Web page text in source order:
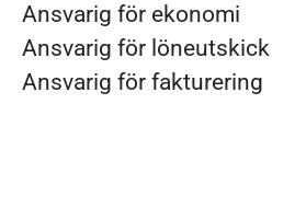
Ansvarig för ekonomi
Ansvarig för löneutskick
Ansvarig för fakturering